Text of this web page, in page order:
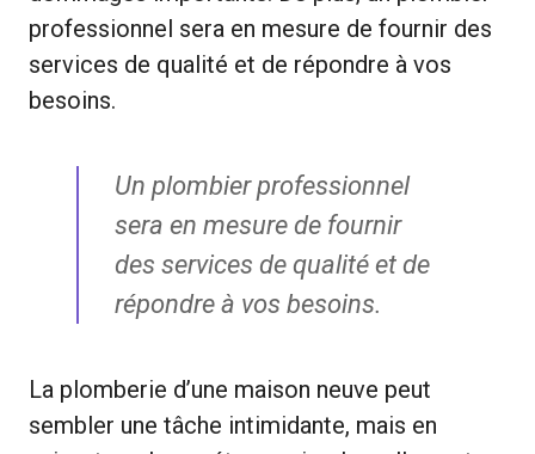
professionnel sera en mesure de fournir des
services de qualité et de répondre à vos
besoins.
Un plombier professionnel
sera en mesure de fournir
des services de qualité et de
répondre à vos besoins.
La plomberie d’une maison neuve peut
sembler une tâche intimidante, mais en